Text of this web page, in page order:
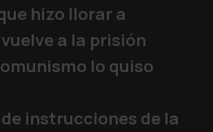
hizo llorar a
a la prisión
lo quiso
instrucciones de la